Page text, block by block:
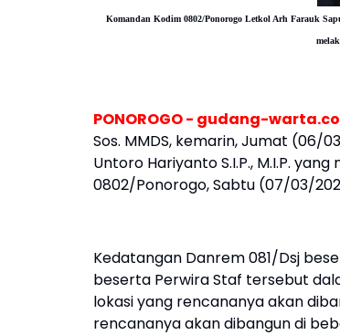
Komandan Kodim 0802/Ponorogo Letkol Arh Farauk
PONOROGO - gudang-
Sos. MMDS, kemarin, Jumat (06/
Untoro Hariyanto S.I.P., M.I.P.
0802/Ponorogo, Sabtu (07/03/
Kedatangan Danrem 081/Dsj
beserta Perwira Staf tersebut
lokasi yang rencananya akan
rencananya akan dibangun di